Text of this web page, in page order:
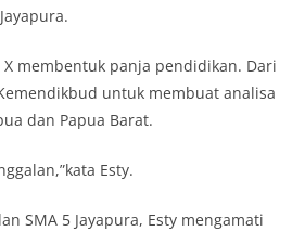
membentuk panja pendidikan. Dari
untuk membuat analisa
dan Papua Barat.
Esty.
SMA 5 Jayapura, Esty mengamati